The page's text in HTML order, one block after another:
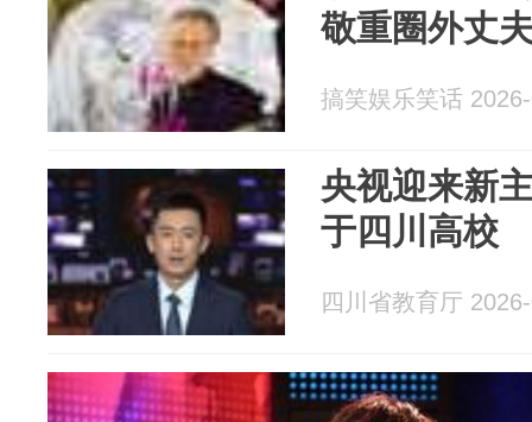
敬重圈外丈
搞笑娱乐笑话
央视迎来新
于四川高校
四川省教育厅